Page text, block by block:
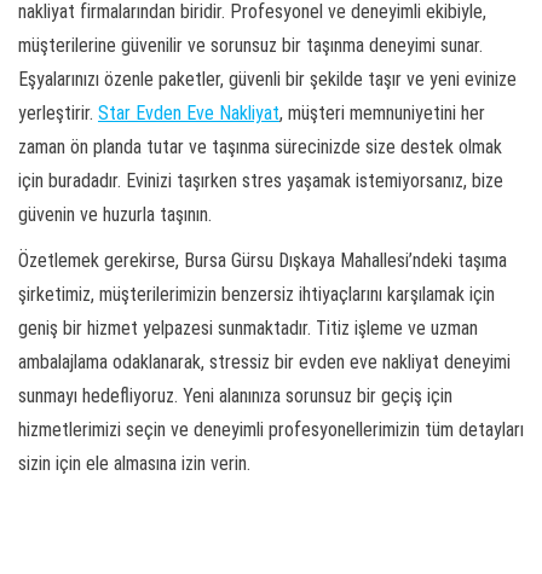
nakliyat firmalarından biridir. Profesyonel ve deneyimli ekibiyle,
müşterilerine güvenilir ve sorunsuz bir taşınma deneyimi sunar.
Eşyalarınızı özenle paketler, güvenli bir şekilde taşır ve yeni evinize
yerleştirir. Star Evden Eve Nakliyat, müşteri memnuniyetini her
zaman ön planda tutar ve taşınma sürecinizde size destek olmak
için buradadır. Evinizi taşırken stres yaşamak istemiyorsanız, bize
güvenin ve huzurla taşının.
Özetlemek gerekirse, Bursa Gürsu Dışkaya Mahallesi’ndeki taşıma
şirketimiz, müşterilerimizin benzersiz ihtiyaçlarını karşılamak için
geniş bir hizmet yelpazesi sunmaktadır. Titiz işleme ve uzman
ambalajlama odaklanarak, stressiz bir evden eve nakliyat deneyimi
sunmayı hedefliyoruz. Yeni alanınıza sorunsuz bir geçiş için
hizmetlerimizi seçin ve deneyimli profesyonellerimizin tüm detayları
sizin için ele almasına izin verin.